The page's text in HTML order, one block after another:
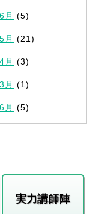
月 (5)
月 (21)
月 (3)
月 (1)
月 (5)
実力講師陣